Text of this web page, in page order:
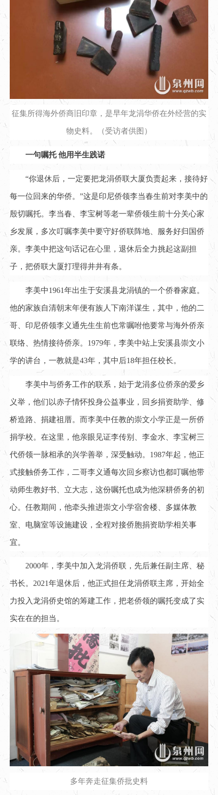
征集所得海外侨商旧印章，是早年龙涓华侨在外经营的实
物史料。（受访者供图）
一句嘱托 他用半生践诺
“你退休后，一定要把龙涓侨联大厦负责起来，接待好
每一位回来的华侨。”这是印尼侨领李当春生前对李美中的
殷切嘱托。李当春、李宝树等老一辈侨领生前十分关心家
乡发展，多次叮嘱李美中要守好侨联阵地、服务好归国侨
亲。李美中把这句话记在心里，退休后全力挑起这副担
子，把侨联大厦打理得井井有条。
李美中1961年出生于安溪县龙涓镇的一个侨眷家庭。
他的家族自清朝末年便有族人下南洋谋生，其中，他的二
哥、印尼侨领李义通先生生前也常嘱咐他要常与海外侨亲
联络、热情接待侨亲。1979年，李美中站上安溪县崇文小
学的讲台，一教就是43年，其中后18年担任校长。
李美中与侨务工作的联系，始于龙涓多位侨亲的爱乡
义举，他们以赤子情怀投身公益事业，回乡捐资助学、修
桥造路、捐建祖厝。而李美中任教的崇文小学正是一所侨
捐学校。在这里，他亲眼见证李传别、李金水、李宝树三
代侨领一脉相承的兴学善举，深受触动。1987年起，他正
式接触侨务工作，二哥李义通每次回乡察访也都叮嘱他带
动师生教好书、立大志，这份嘱托也成为他深耕侨务的初
心。任教期间，他牵头推进崇文小学宿舍楼、多媒体教
室、电脑室等设施建设，全程对接侨胞捐资助学相关事
宜。
2000年，李美中加入龙涓侨联，先后兼任副主席、秘
书长。2021年退休后，他正式担任龙涓侨联主席，开始全
力投入龙涓侨史馆的筹建工作，把老侨领的嘱托变成了实
实在在的担当。
多年奔走征集侨批史料